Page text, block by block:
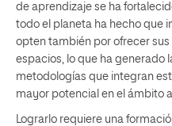
de aprendizaje se ha
todo el planeta ha hecho que
opten también por ofrecer
espacios, lo que ha generado
metodologías que integran
mayor potencial en el ámbito
Lograrlo requiere una